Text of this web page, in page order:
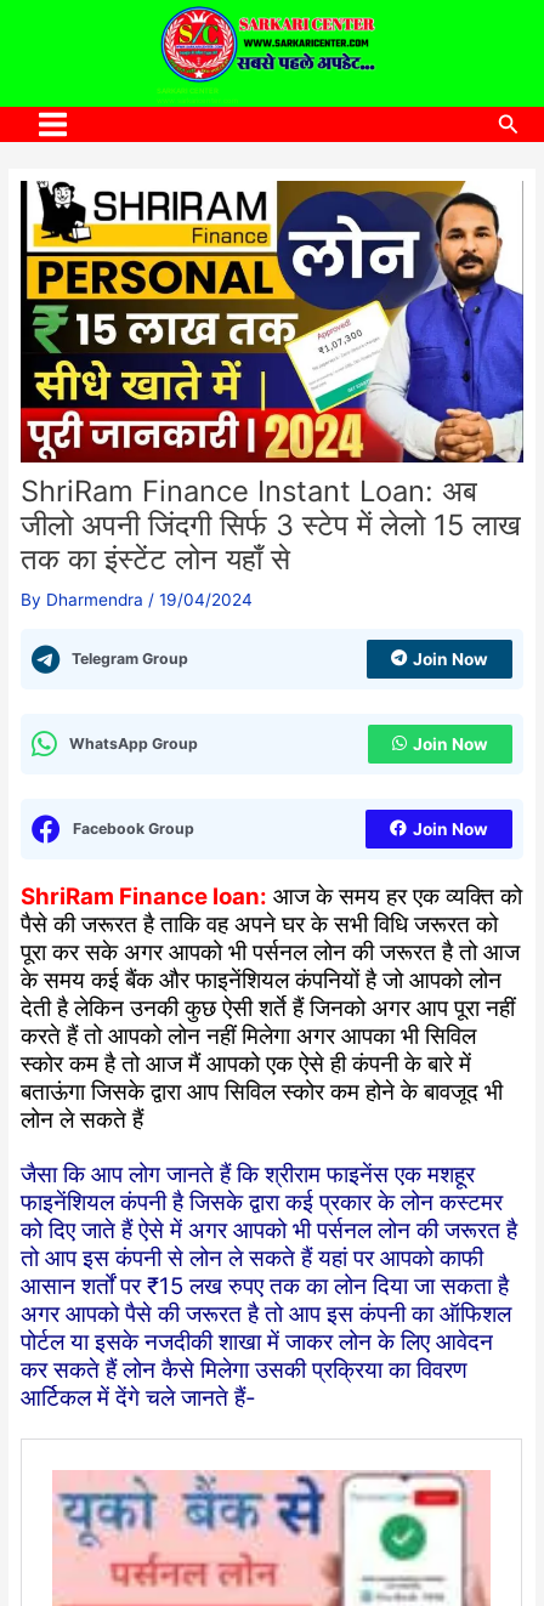
SARKARI CENTER
www.sarkaricenter.com
Main
Menu
ShriRam Finance Instant Loan: अब
जीलो अपनी जिंदगी सिर्फ 3 स्टेप में लेलो 15 लाख
तक का इंस्टेंट लोन यहाँ से
By Dharmendra /19/04/2024
Telegram Group Join Now
WhatsApp Group Join Now
Facebook Group Join Now
ShriRam Finance loan: आज के समय हर एक व्यक्ति को
पैसे की जरूरत है ताकि वह अपने घर के सभी विधि जरूरत को
पूरा कर सके अगर आपको भी पर्सनल लोन की जरूरत है तो आज
के समय कई बैंक और फाइनेंशियल कंपनियों है जो आपको लोन
देती है लेकिन उनकी कुछ ऐसी शर्ते हैं जिनको अगर आप पूरा नहीं
करते हैं तो आपको लोन नहीं मिलेगा अगर आपका भी सिविल
स्कोर कम है तो आज मैं आपको एक ऐसे ही कंपनी के बारे में
बताऊंगा जिसके द्वारा आप सिविल स्कोर कम होने के बावजूद भी
लोन ले सकते हैं
जैसा कि आप लोग जानते हैं कि श्रीराम फाइनेंस एक मशहूर
फाइनेंशियल कंपनी है जिसके द्वारा कई प्रकार के लोन कस्टमर
को दिए जाते हैं ऐसे में अगर आपको भी पर्सनल लोन की जरूरत है
तो आप इस कंपनी से लोन ले सकते हैं यहां पर आपको काफी
आसान शर्तों पर ₹15 लख रुपए तक का लोन दिया जा सकता है
अगर आपको पैसे की जरूरत है तो आप इस कंपनी का ऑफिशल
पोर्टल या इसके नजदीकी शाखा में जाकर लोन के लिए आवेदन
कर सकते हैं लोन कैसे मिलेगा उसकी प्रक्रिया का विवरण
आर्टिकल में देंगे चले जानते हैं-